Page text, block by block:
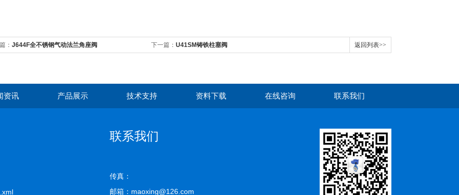
： J644F全不锈钢气动法兰角座阀 下一篇： U41SM铸铁柱塞阀 返回列表>>
资讯 产品展示 技术支持 资料下载 在线咨询 联系我们
联系我们
传真：
邮箱：maoxing@126.com